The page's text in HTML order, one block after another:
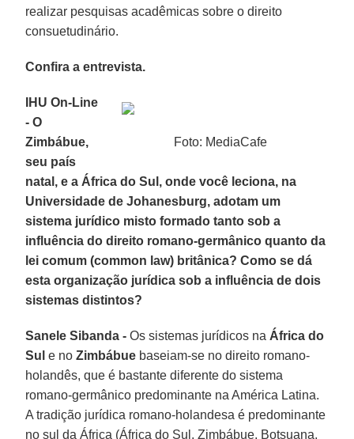
realizar pesquisas acadêmicas sobre o direito
consuetudinário.
Confira a entrevista.
Foto: MediaCafe
IHU On-Line
- O
Zimbábue,
seu país
natal, e a África do Sul, onde você leciona, na
Universidade de Johanesburg, adotam um
sistema jurídico misto formado tanto sob a
influência do direito romano-germânico quanto da
lei comum (common law) britânica? Como se dá
esta organização jurídica sob a influência de dois
sistemas distintos?
Sanele Sibanda - Os sistemas jurídicos na África do
Sul e noZimbábue baseiam-se no direito romano-
holandês, que é bastante diferente do sistema
romano-germânico predominante na América Latina.
A tradição jurídica romano-holandesa é predominante
no sul da África (África do Sul, Zimbábue, Botsuana,